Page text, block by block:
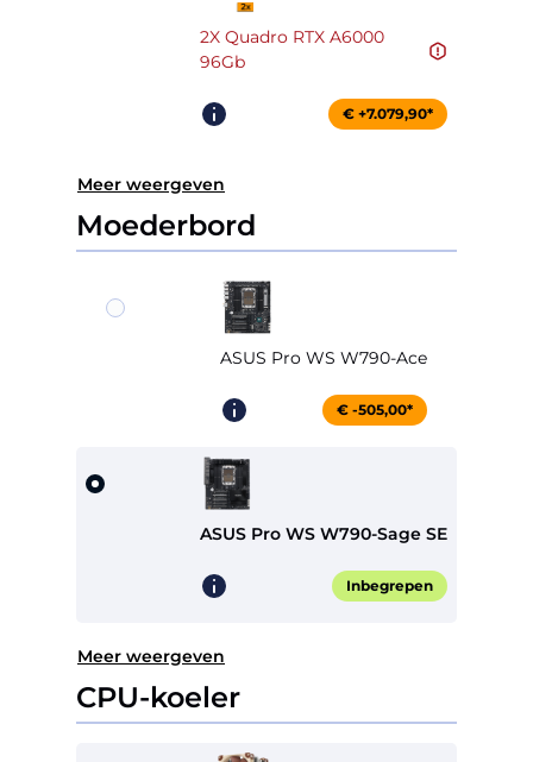
2X Quadro RTX A6000
96Gb
€ +7.079,90*
Meer weergeven
Moederbord
ASUS Pro WS W790-Ace
€ -505,00*
ASUS Pro WS W790-Sage SE
Inbegrepen
Meer weergeven
CPU-koeler